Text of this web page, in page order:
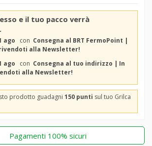
e il tuo pacco verrà
ago con Consegna al BRT FermoPoint |
alla Newsletter!
ago con Consegna al tuo indirizzo | In
alla Newsletter!
prodotto guadagni 150 punti sul tuo Grilca
Pagamenti 100% sicuri